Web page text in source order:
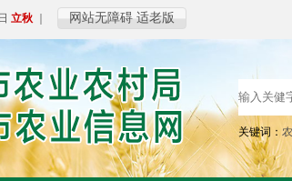
立秋 网站无障碍 适老版
关键词：